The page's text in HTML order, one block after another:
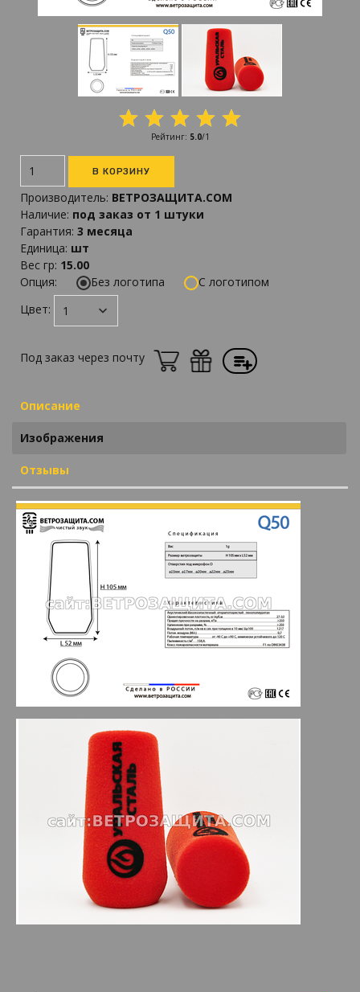
Рейтинг: 5.0/1
Производитель: ВЕТРОЗАЩИТА.COM
Наличие: под заказ от 1 штуки
Гарантия: 3 месяца
Единица: шт
Вес гр: 15.00
Опция:
Без логотипа
С логотипом
Цвет:
Под заказ через почту
Описание
Изображения
Отзывы